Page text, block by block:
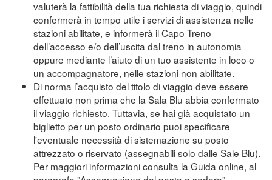
valuterà la fattibilità della tua richiesta di viaggio, quindi
confermerà in tempo utile i servizi di assistenza nelle
stazioni abilitate, e informerà il Capo Treno
dell’accesso e/o dell’uscita dal treno in autonomia
oppure mediante l’aiuto di un tuo assistente in loco o
un accompagnatore, nelle stazioni non abilitate.
Di norma l’acquisto del titolo di viaggio deve essere
effettuato non prima che la Sala Blu abbia confermato
il viaggio richiesto. Tuttavia, se hai già acquistato un
biglietto per un posto ordinario puoi specificare
l'eventuale necessità di sistemazione su posto
attrezzato o riservato (assegnabili solo dalle Sale Blu).
Per maggiori informazioni consulta la Guida online, al